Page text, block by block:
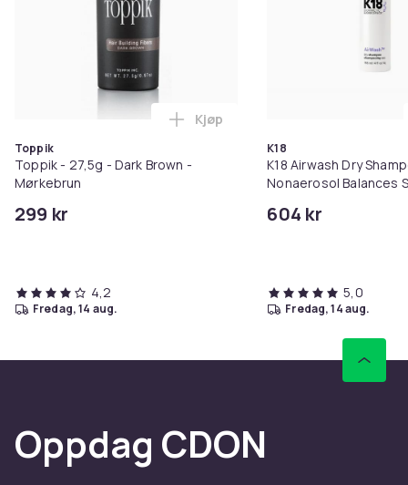
Toppik
Toppik - 27,5g - Dark Brown -
Mørkebrun
299 kr
Legg Toppik - 27,5g - Dark
Kjøp
4,2
fredag, 14 aug.
K18
K18 Airwash Dry
Nonaerosol Balances
604 kr
5,0
fredag, 14 aug.
Oppdag CDON